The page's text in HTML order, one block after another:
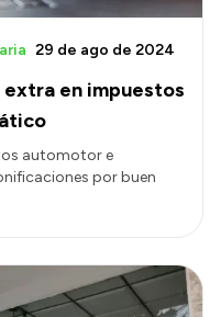
en impuestos
29 de ago de 2024
automotor e
por buen